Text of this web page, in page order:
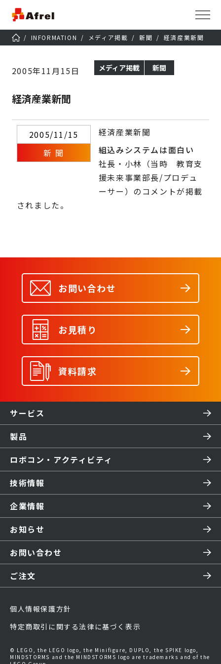
INFORMATION メディア掲載 新聞 経済産業新聞
2005年11月15日 メディア掲載 新聞
経済産業新聞
2005/11/15
新 聞
経済産業新聞
組込みシステムは面白い
社長・小林（当時 教育支
援未来事業部長/プロデュ
ーサー）のコメントが掲載
されました。
お問い合わせ
お見積り
資料請求
サービス
製品
ロボコン・アクティビティ
技術情報
企業情報
お知らせ
お問い合わせ
ご注文
個人情報保護方針
特定商取引に関する法律に基づく表示
© LEGO, the LEGO logo, the Minifigure, DUPLO, the SPIKE logo,
MINDSTORMS and the MINDSTORMS logo are trademarks and of the